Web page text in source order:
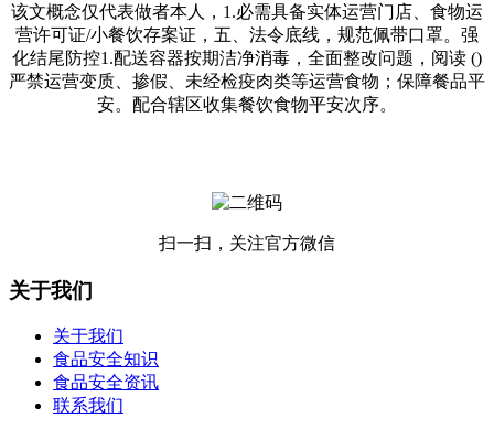
该文概念仅代表做者本人，1.必需具备实体运营门店、食物运
营许可证/小餐饮存案证，五、法令底线，规范佩带口罩。强
化结尾防控1.配送容器按期洁净消毒，全面整改问题，阅读 ()
严禁运营变质、掺假、未经检疫肉类等运营食物；保障餐品平
安。配合辖区收集餐饮食物平安次序。
扫一扫，关注官方微信
关于我们
关于我们
食品安全知识
食品安全资讯
联系我们